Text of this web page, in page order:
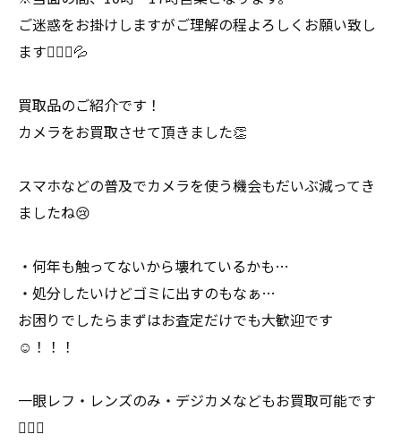
ご迷惑をお掛けしますがご理解の程よろしくお願い致し
ます🙇🏻‍♀️💦
買取品のご紹介です！
カメラをお買取させて頂きました👏
スマホなどの普及でカメラを使う機会もだいぶ減ってき
ましたね😢
・何年も触ってないから壊れているかも…
・処分したいけどゴミに出すのもなぁ…
お困りでしたらまずはお査定だけでも大歓迎です
☺️！！！
一眼レフ・レンズのみ・デジカメなどもお買取可能です
🙆🏻‍♀️